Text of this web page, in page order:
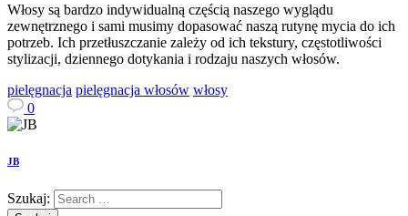
Włosy są bardzo indywidualną częścią naszego wyglądu
zewnętrznego i sami musimy dopasować naszą rutynę mycia do ich
potrzeb. Ich przetłuszczanie zależy od ich tekstury, częstotliwości
stylizacji, dziennego dotykania i rodzaju naszych włosów.
pielęgnacja pielęgnacja włosów włosy
0
JB
Szukaj: